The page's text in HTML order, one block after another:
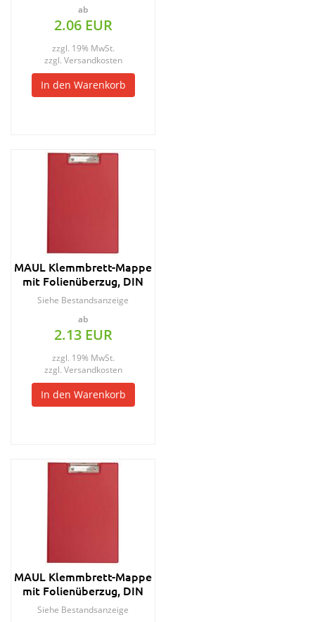
ab
2.06 EUR
zzgl. 19% MwSt.
zzgl. Versandkosten
In den Warenkorb
MAUL Klemmbrett-Mappe
mit Folienüberzug, DIN
A4, rot
Siehe Bestandsanzeige
ab
2.13 EUR
zzgl. 19% MwSt.
zzgl. Versandkosten
In den Warenkorb
MAUL Klemmbrett-Mappe
mit Folienüberzug, DIN
A4, blau
Siehe Bestandsanzeige